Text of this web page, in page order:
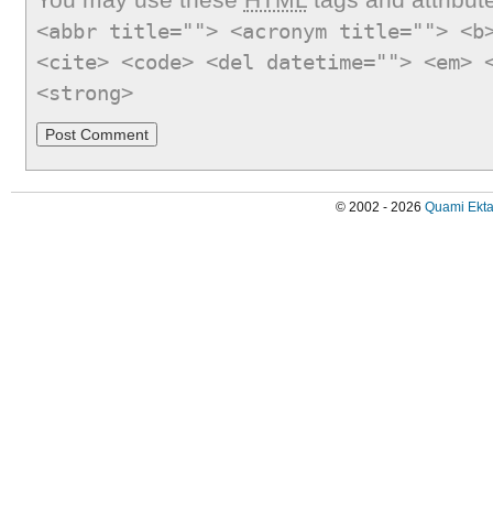
<abbr title=""> <acronym title="">
<cite> <code> <del datetime="">
<strong>
© 2002 - 2026 Quami